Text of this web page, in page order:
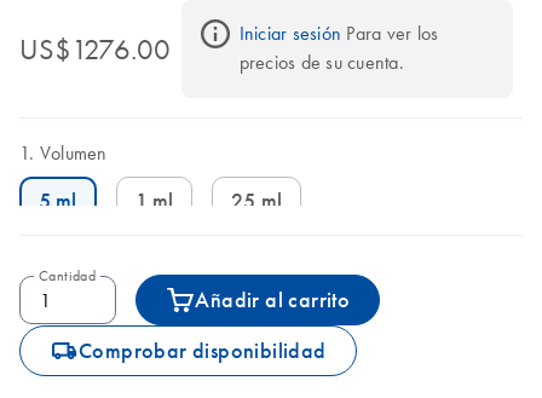
US$1276.00 Iniciar sesión Para ver los
precios de su cuenta.
Volumen
5 ml 1 ml 25 ml
Cantidad
Añadir al carrito
icon_0062_deliver-s Comprobar disponibilidad